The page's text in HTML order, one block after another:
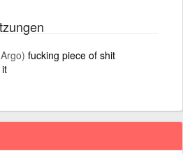
fucking piece of shit